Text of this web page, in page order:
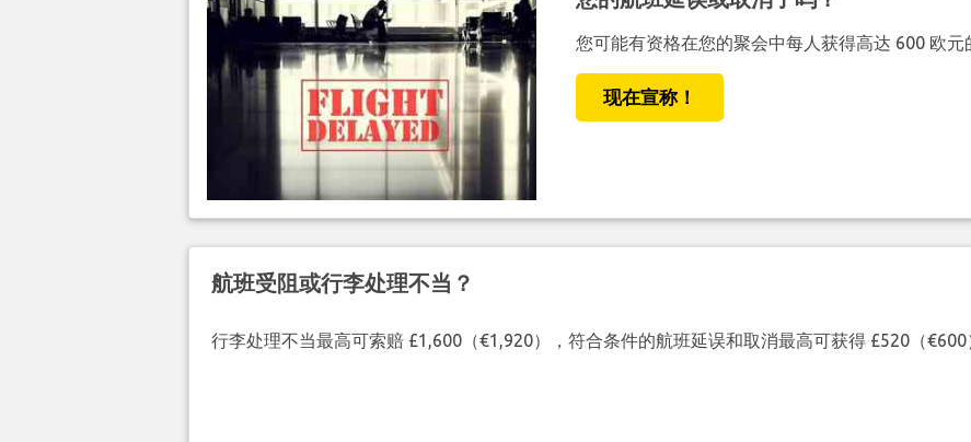
您可能有资格在您的聚会中每人获得高达 600 欧元
现在宣称！
航班受阻或行李处理不当？
行李处理不当最高可索赔 £1,600（€1,920），符合条件的航班延误和取消最高可获得 £520（€600